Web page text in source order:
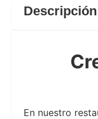
Descripción
En nuestro